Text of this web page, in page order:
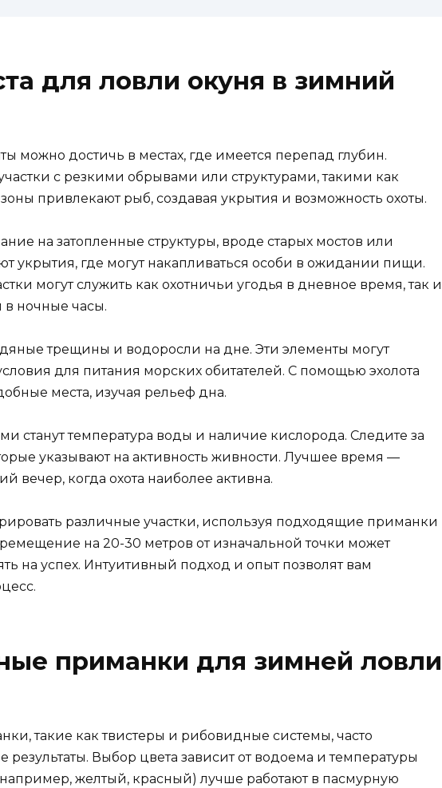
для ловли окуня в зимний
можно достичь в местах, где имеется перепад глубин.
с резкими обрывами или структурами, такими как
привлекают рыб, создавая укрытия и возможность охоты.
на затопленные структуры, вроде старых мостов или
укрытия, где могут накапливаться особи в ожидании пищи.
могут служить как охотничьи угодья в дневное время, так и
в ночные часы.
трещины и водоросли на дне. Эти элементы могут
для питания морских обитателей. С помощью эхолота
места, изучая рельеф дна.
станут температура воды и наличие кислорода. Следите за
указывают на активность живности. Лучшее время —
вечер, когда охота наиболее активна.
различные участки, используя подходящие приманки
на 20-30 метров от изначальной точки может
на успех. Интуитивный подход и опыт позволят вам
приманки для зимней ловли
такие как твистеры и рибовидные системы, часто
результаты. Выбор цвета зависит от водоема и температуры
желтый, красный) лучше работают в пасмурную